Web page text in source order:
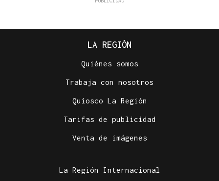
LA REGIÓN
Quiénes somos
Trabaja con nosotros
Quiosco La Región
Tarifas de publicidad
Venta de imágenes
La Región Internacional